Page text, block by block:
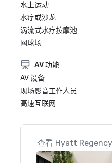
水上运动
水疗或沙龙
涡流式水疗按摩池
网球场
AV 功能
AV 设备
现场影音工作人员
高速互联网
查看 Hyatt